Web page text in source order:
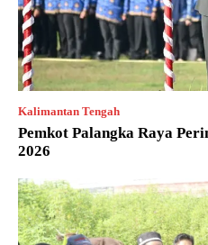
Kalimantan Tengah
Pemkot Palangka Raya
2026